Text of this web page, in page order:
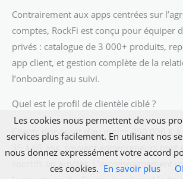
Contrairement aux apps centrées sur
comptes, RockFi est conçu pour équiper
privés : catalogue de 3 000+ produits,
app client, et gestion complète de la
l’onboarding au suivi.
Quel est le profil de clientèle ciblé ?
Clients disposant d’au moins 250 000 € à
35 à 65 ans, souvent entrepreneurs post-
sportifs ou artistes. L’accompagnement
Les cookies nous permettent de vous
services plus facilement. En utilisant nos
nous donnez expressément votre accord
ces cookies. En savoir plus